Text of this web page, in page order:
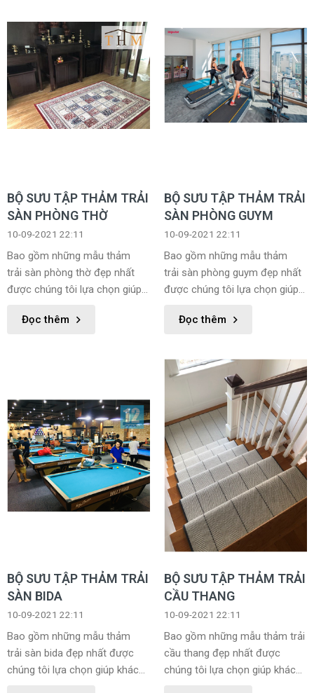
BỘ SƯU TẬP THẢM TRẢI
SÀN PHÒNG THỜ
10-09-2021 22:11
Bao gồm những mẫu thảm
trải sàn phòng thờ đẹp nhất
được chúng tôi lựa chọn giúp
được sản phẩm phù hợp với
Đọc thêm
BỘ SƯU TẬP THẢM TRẢI
SÀN PHÒNG GUYM
10-09-2021 22:11
Bao gồm những mẫu thảm
trải sàn phòng guym đẹp nhất
được chúng tôi lựa chọn giúp
được sản phẩm phù hợp với
Đọc thêm
BỘ SƯU TẬP THẢM TRẢI
SÀN BIDA
10-09-2021 22:11
Bao gồm những mẫu thảm
trải sàn bida đẹp nhất được
chúng tôi lựa chọn giúp khách
BỘ SƯU TẬP THẢM TRẢI
CẦU THANG
10-09-2021 22:11
Bao gồm những mẫu thảm trải
cầu thang đẹp nhất được
chúng tôi lựa chọn giúp khách